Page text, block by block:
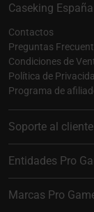
Caseking España
Contactos
Preguntas
Condiciones de
Política de
Programa de
Soporte al cliente
Entidades Pro
Marcas Pro